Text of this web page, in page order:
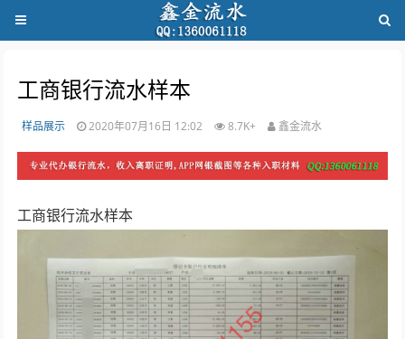
工商银行流水样本
样品展示 2020年07月16日 12:02 8.7K+ 鑫金流水
工商银行流水样本